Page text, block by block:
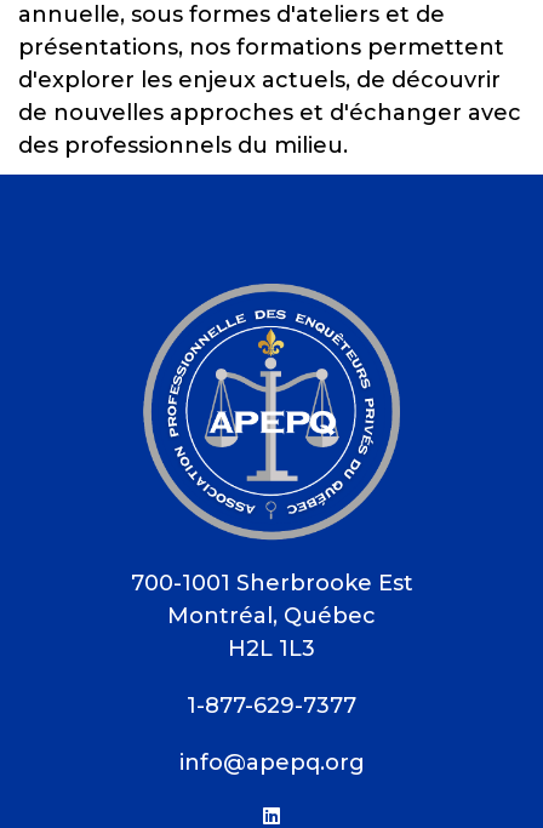
annuelle, sous formes d'ateliers et de
présentations, nos formations permettent
d'explorer les enjeux actuels, de découvrir
de nouvelles approches et d'échanger avec
des professionnels du milieu.
700-1001 Sherbrooke Est
Montréal, Québec
H2L 1L3
1-877-629-7377
info@apepq.org
linkedin